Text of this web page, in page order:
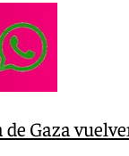
Gaza